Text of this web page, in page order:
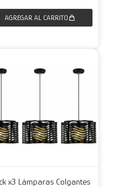
x3 Lámparas Colgantes